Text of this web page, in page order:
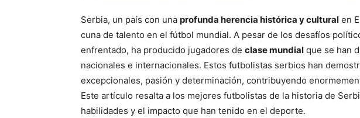
Serbia, un país con una profunda herencia histórica y cultural en
cuna de talento en el fútbol mundial. A pesar de los desafíos
enfrentado, ha producido jugadores de clase mundial que se han
nacionales e internacionales. Estos futbolistas serbios han
excepcionales, pasión y determinación, contribuyendo
Este artículo resalta a los mejores futbolistas de la historia de
habilidades y el impacto que han tenido en el deporte.